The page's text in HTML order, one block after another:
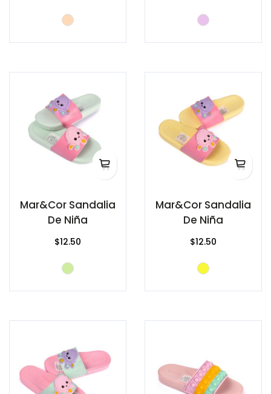
Mar&Cor Sandalia
De Niña
$12.50
Mar&Cor Sandalia
De Niña
$12.50